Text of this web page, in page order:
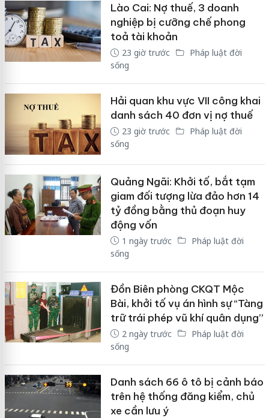
Lào Cai: Nợ thuế, 3 doanh
nghiệp bị cưỡng chế phong
toả tài khoản
23 giờ trước
Pháp luật đời
sống
Hải quan khu vực VII công khai
danh sách 40 đơn vị nợ thuế
23 giờ trước
Pháp luật đời
sống
Quảng Ngãi: Khởi tố, bắt tạm
giam đối tượng lừa đảo hơn 14
tỷ đồng bằng thủ đoạn huy
động vốn
1 ngày trước
Pháp luật đời
sống
Đồn Biên phòng CKQT Mộc
Bài, khởi tố vụ án hình sự “Tàng
trữ trái phép vũ khí quân dụng”
2 ngày trước
Pháp luật đời
sống
Danh sách 66 ô tô bị cảnh báo
trên hệ thống đăng kiểm, chủ
xe cần lưu ý